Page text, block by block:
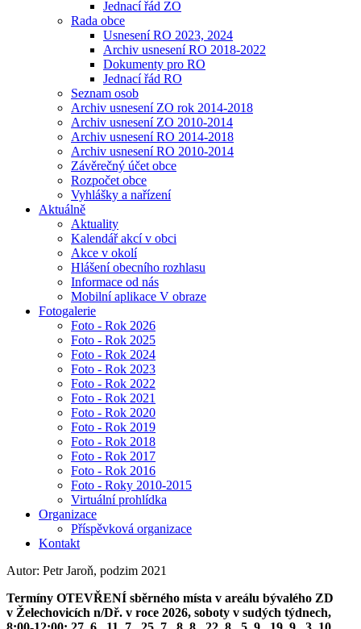
Jednací řád ZO
Rada obce
Usnesení RO 2023, 2024
Archiv usnesení RO 2018-2022
Dokumenty pro RO
Jednací řád RO
Seznam osob
Archiv usnesení ZO rok 2014-2018
Archiv usnesení ZO 2010-2014
Archiv usnesení RO 2014-2018
Archiv usnesení RO 2010-2014
Závěrečný účet obce
Rozpočet obce
Vyhlášky a nařízení
Aktuálně
Aktuality
Kalendář akcí v obci
Akce v okolí
Hlášení obecního rozhlasu
Informace od nás
Mobilní aplikace V obraze
Fotogalerie
Foto - Rok 2026
Foto - Rok 2025
Foto - Rok 2024
Foto - Rok 2023
Foto - Rok 2022
Foto - Rok 2021
Foto - Rok 2020
Foto - Rok 2019
Foto - Rok 2018
Foto - Rok 2017
Foto - Rok 2016
Foto - Roky 2010-2015
Virtuální prohlídka
Organizace
Příspěvková organizace
Kontakt
Autor: Petr Jaroň, podzim 2021
Termíny OTEVŘENÍ sběrného místa v areálu bývalého ZD
v Želechovicích n/Dř. v roce 2026, soboty v sudých týdnech,